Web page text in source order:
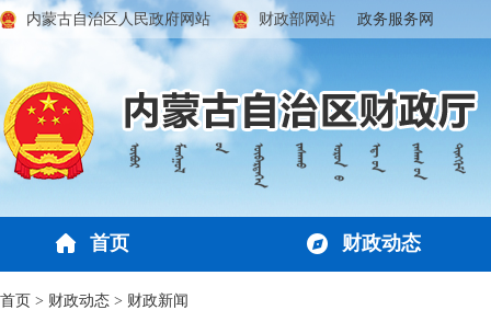
内蒙古自治区人民政府网站 财政部网站 政务服务网
首页 财政动态
首页 > 财政动态 > 财政新闻